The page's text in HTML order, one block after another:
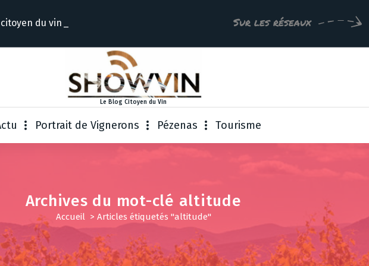
du Sur les réseaux
Le Blog Citoyen du Vin
Portrait de Vignerons Pézenas Tourisme
Archives du mot-clé altitude
Accueil > Articles étiquetés "altitude"